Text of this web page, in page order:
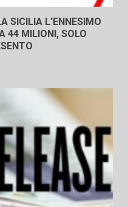
SICILIA L’ENNESIMO
44 MILIONI, SOLO